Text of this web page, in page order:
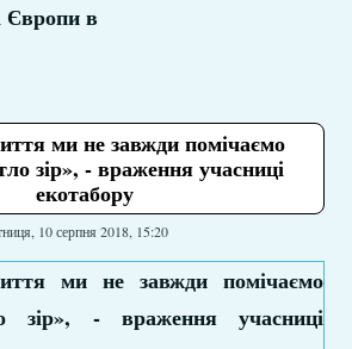
Європи в
ми не завжди помічаємо
зір», - враження учасниці
екотабору
10 серпня 2018, 15:20